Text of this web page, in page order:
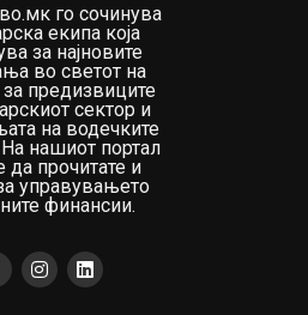
го сочинува
екипа која
за најновите
во светот на
за предизвиците
сектор и
на водечките
нашиот портал
да прочитате и
управувањето
финансии.